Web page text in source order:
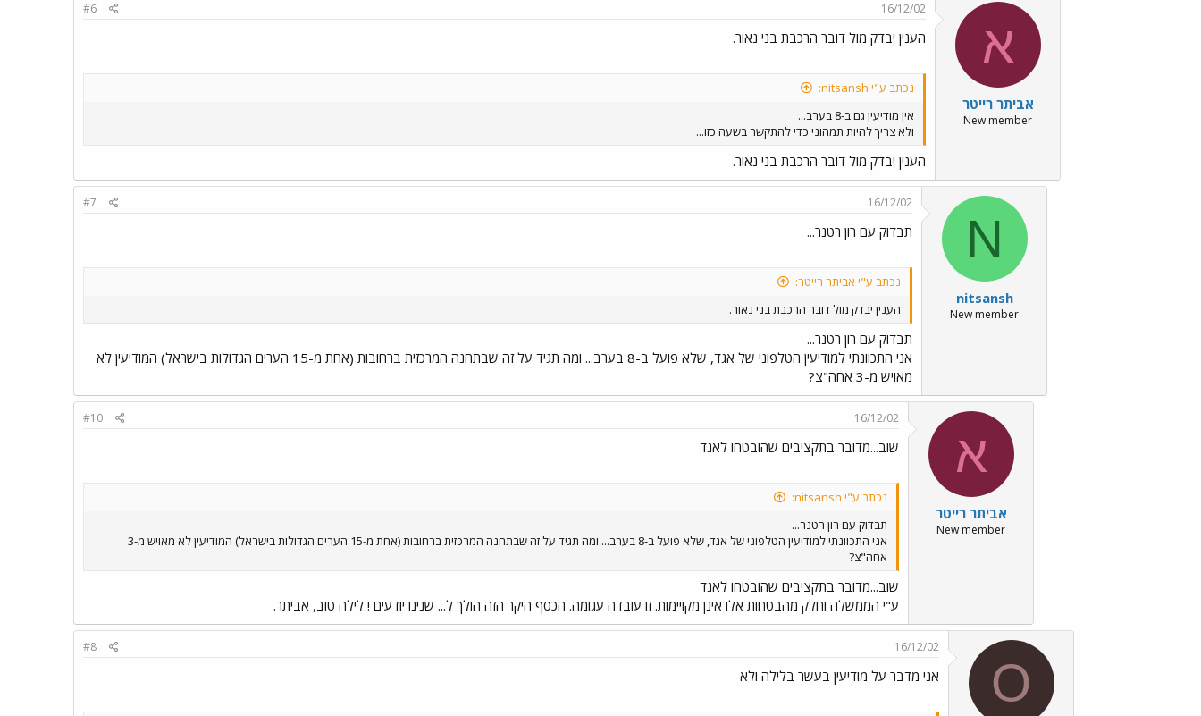
א
אביתר רייטר
New member
16/12/02
#6
הענין יבדק מול דובר הרכבת בני נאור.
נכתב ע"י nitsansh:
אין מודיעין גם ב-8 בערב...
ולא צריך להיות תמהוני כדי להתקשר בשעה כזו...
הענין יבדק מול דובר הרכבת בני נאור.
N
nitsansh
New member
16/12/02
#7
תבדוק עם רון רטנר...
נכתב ע"י אביתר רייטר:
הענין יבדק מול דובר הרכבת בני נאור.
תבדוק עם רון רטנר...
אני התכוונתי למודיעין הטלפוני של אגד, שלא פועל ב-8 בערב... ומה תגיד על זה שבתחנה המרכזית ברחובות (אחת מ-15 הערים הגדולות בישראל) המודיעין לא
מאויש מ-3 אחה"צ?
א
אביתר רייטר
New member
16/12/02
#10
שוב...מדובר בתקציבים שהובטחו לאגד
נכתב ע"י nitsansh:
תבדוק עם רון רטנר...
אני התכוונתי למודיעין הטלפוני של אגד, שלא פועל ב-8 בערב... ומה תגיד על זה שבתחנה המרכזית ברחובות (אחת מ-15 הערים הגדולות בישראל) המודיעין לא מאויש מ-3
אחה"צ?
שוב...מדובר בתקציבים שהובטחו לאגד
ע"י הממשלה וחלק מהבטחות אלו אינן מקויימות. זו עובדה עגומה. הכסף היקר הזה הולך ל... שנינו יודעים ! לילה טוב, אביתר.
O
16/12/02
#8
אני מדבר על מודיעין בעשר בלילה ולא